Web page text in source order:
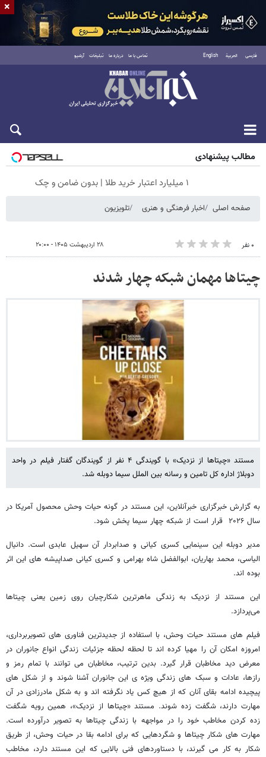
فارسی العربية English تماس با ما درباره ما تبلیغات آرشیو
شنبه ۱۷ مرداد ۱۴۰۵
مطالب پیشنهادی
۱ میلیارد اعتبار خرید طلا | بدون ضامن و چک
صفحه اصلی اخبار فرهنگی و هنری تلویزیون
۰ نفر ۲۸ اردیبهشت ۱۴۰۵ - ۲۰:۰۰
چیتاها مهمان شبکه چهار شدند
مستند «چیتاها از نزدیک» با گویندگی ۴ نفر از گویندگان گفتار فیلم در واحد
دوبلاژ اداره کل تامین و رسانه بین الملل سیما دوبله شد.
به گزارش خبرگزاری خبرآنلاین، این مستند در گونه حیات وحش محصول آمریکا در
سال ۲۰۲۶ قرار است از شبکه چهار سیما پخش شود.
مدیر دوبله این سینمایی کسری کیانی و صدابردار آن سهیل عابدی است. دانیال
الیاسی، محمد بهاریان، ابوالفضل شاه بهرامی و کسری کیانی صداپیشه های این اثر
بوده اند.
این مستند از نزدیک به زندگی ماهرترین شکارچیان روی زمین یعنی چیتاها
می‌پردازد.
فیلم های مستند حیات وحش، با استفاده از جدیدترین فناوری های تصویربرداری،
امروزه امکان آن را مهیا کرده اند تا لحظه لحظه جزئیات زندگی انواع جانوران در
معرض دید مخاطبان قرار گیرد. بدین ترتیب، مخاطبان می توانند با تمام رمز و
رازها، عادات و سبک های زندگی ویژه ی این جانوران آشنا شوند و از شکل های
پیچیده ادامه بقای آنان که از هیچ کس یاد نگرفته اند و به شکل مادرزادی در آن
مهارت دارند، شگفت زده شوند. مستند «چیتاها از نزدیک»، همین رویه شگفت
زده کردن مخاطب خود را در مواجهه با زندگی چیتاها به تصویر درآورده است.
مهارت های شکار چیتاها و شگردهایی که برای ادامه بقا در حیات وحش، از طریق
شکار به کار می گیرند، با دستاوردهای فنی بالایی که این مستند دارد، مخاطب
×